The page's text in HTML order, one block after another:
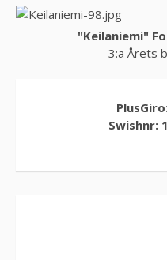
"Keilaniemi"
3:a Årets
Swishnr: